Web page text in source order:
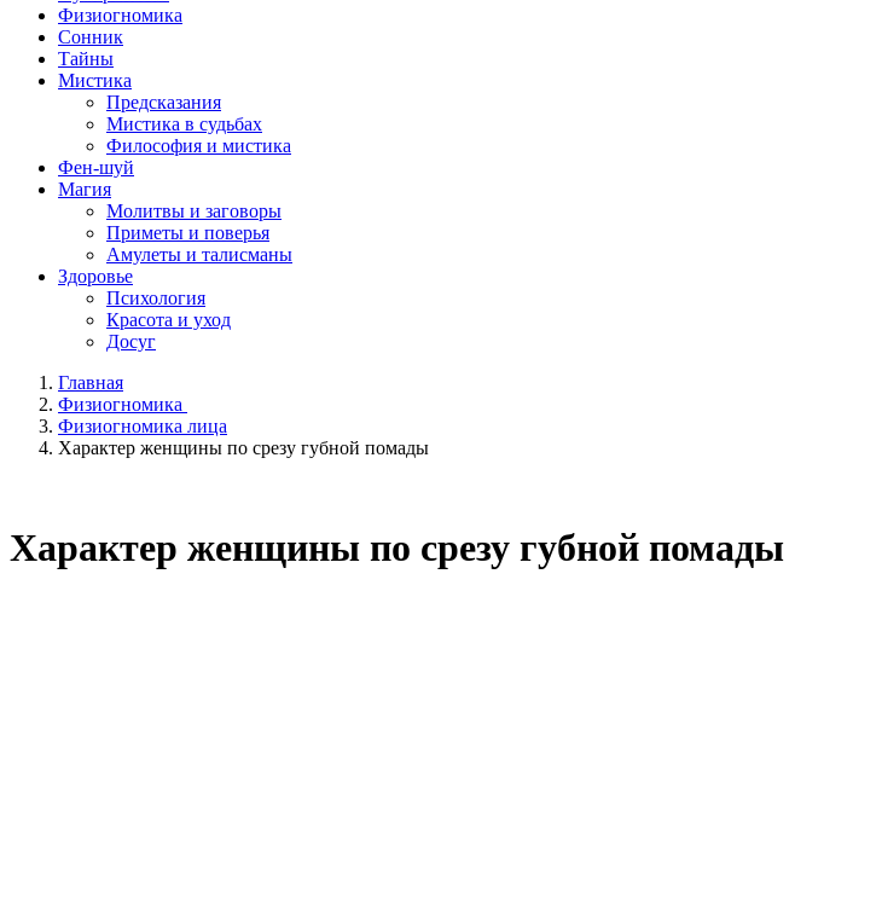
Физиогномика
Сонник
Тайны
Мистика
Предсказания
Мистика в судьбах
Философия и мистика
Фен-шуй
Магия
Молитвы и заговоры
Приметы и поверья
Амулеты и талисманы
Здоровье
Психология
Красота и уход
Досуг
Главная
Физиогномика
Физиогномика лица
Характер женщины по срезу губной помады
Характер женщины по срезу губной помады